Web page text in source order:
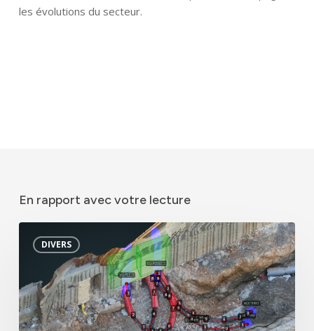
les évolutions du secteur.
En rapport avec votre lecture
DIVERS
évolue
s’adapter
au
nouveau